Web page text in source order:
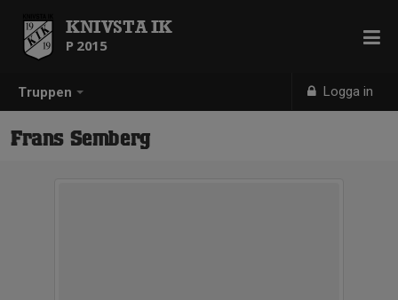
Truppen Logga in
KNIVSTA IK
P 2015
Frans Semberg